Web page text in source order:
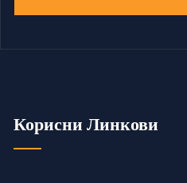
Корисни Линкови